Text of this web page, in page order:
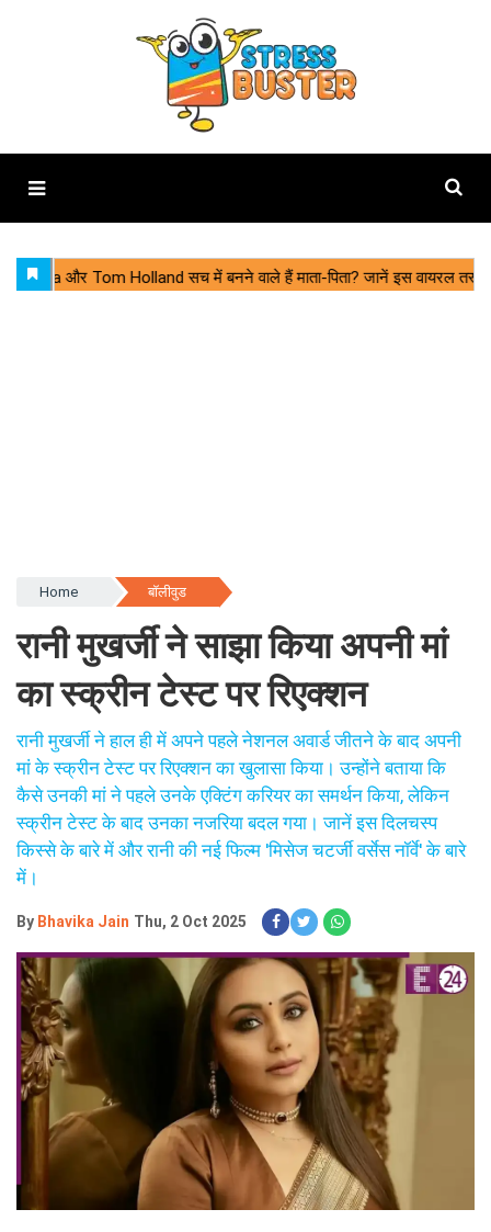
Home बॉलीवुड
रानी मुखर्जी ने साझा किया अपनी मां
का स्क्रीन टेस्ट पर रिएक्शन
रानी मुखर्जी ने हाल ही में अपने पहले नेशनल अवार्ड जीतने के बाद अपनी
मां के स्क्रीन टेस्ट पर रिएक्शन का खुलासा किया। उन्होंने बताया कि
कैसे उनकी मां ने पहले उनके एक्टिंग करियर का समर्थन किया, लेकिन
स्क्रीन टेस्ट के बाद उनका नजरिया बदल गया। जानें इस दिलचस्प
किस्से के बारे में और रानी की नई फिल्म 'मिसेज चटर्जी वर्सेस नॉर्वे' के बारे
में।
By Bhavika Jain Thu, 2 Oct 2025